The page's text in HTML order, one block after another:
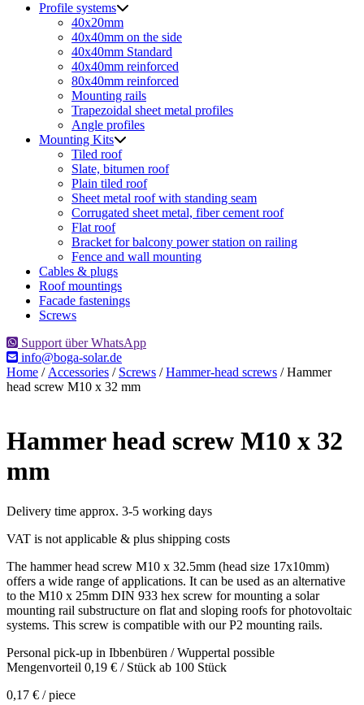
Profile systems
40x20mm
40x40mm on the side
40x40mm Standard
40x40mm reinforced
80x40mm reinforced
Mounting rails
Trapezoidal sheet metal profiles
Angle profiles
Mounting Kits
Tiled roof
Slate, bitumen roof
Plain tiled roof
Sheet metal roof with standing seam
Corrugated sheet metal, fiber cement roof
Flat roof
Bracket for balcony power station on railing
Fence and wall mounting
Cables & plugs
Roof mountings
Facade fastenings
Screws
Support über WhatsApp
info@boga-solar.de
Home / Accessories / Screws /Hammer-head screws / Hammer
head screw M10 x 32 mm
Hammer head screw M10 x 32
mm
Delivery time approx. 3-5 working days
VAT is not applicable & plus shipping costs
The hammer head screw M10 x 32.5mm (head size 17x10mm)
offers a wide range of applications. It can be used as an alternative
to the M10 x 25mm DIN 933 hex screw for mounting a solar
mounting rail substructure on flat and sloping roofs for photovoltaic
systems. This screw is compatible with our P2 mounting rails.
Personal pick-up in Ibbenbüren / Wuppertal possible
Mengenvorteil 0,19 € / Stück ab 100 Stück
0,17 € / piece